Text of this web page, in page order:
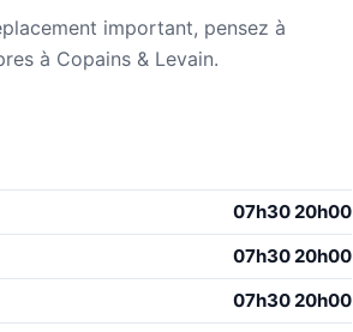
important, pensez à
à Copains & Levain.
07h30 20h00
07h30 20h00
07h30 20h00